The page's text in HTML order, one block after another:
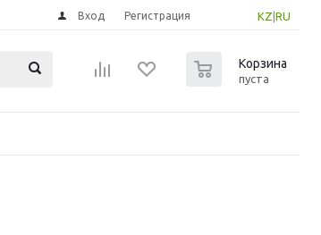
KZ RU
Вход Регистрация
Корзина
пуста